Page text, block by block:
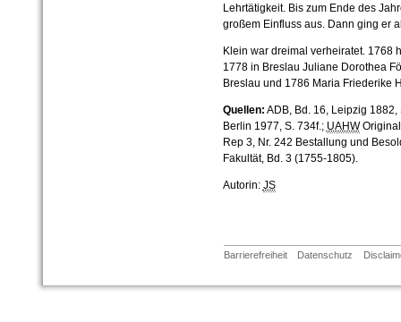
Lehrtätigkeit. Bis zum Ende des
großem Einfluss aus. Dann ging er
Klein war dreimal verheiratet. 1768
1778 in Breslau Juliane Dorothea
Breslau und 1786 Maria Friederike
Quellen: ADB, Bd. 16, Leipzig 1882,
Berlin 1977, S. 734f.; UAHW
Rep 3, Nr. 242 Bestallung und
Fakultät, Bd. 3 (1755-1805).
Autorin: JS
Barrierefreiheit Datenschutz